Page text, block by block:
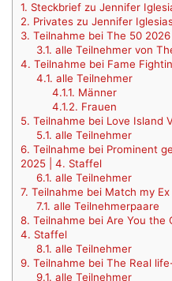
1. Steckbrief zu Jennifer
2. Privates zu Jennifer
3. Teilnahme bei The 50
3.1. alle Teilnehmer von
4. Teilnahme bei Fame
4.1. alle Teilnehmer
4.1.1. Männer
4.1.2. Frauen
5. Teilnahme bei Love Island
5.1. alle Teilnehmer
6. Teilnahme bei Prominent
2025 | 4. Staffel
6.1. alle Teilnehmer
7. Teilnahme bei Match my
7.1. alle Teilnehmerpaare
8. Teilnahme bei Are You the
4. Staffel
8.1. alle Teilnehmer
9. Teilnahme bei The Real
9.1. alle Teilnehmer